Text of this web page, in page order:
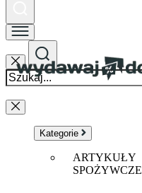
Kategorie
ARTYKUŁY
SPOŻYWCZE